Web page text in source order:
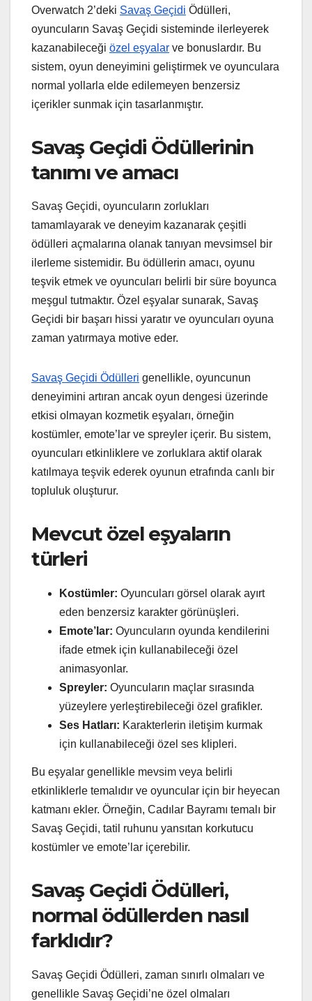
Overwatch 2’deki Savaş Geçidi Ödülleri,
oyuncuların Savaş Geçidi sisteminde ilerleyerek
kazanabileceği özel eşyalar ve bonuslardır. Bu
sistem, oyun deneyimini geliştirmek ve oyunculara
normal yollarla elde edilemeyen benzersiz
içerikler sunmak için tasarlanmıştır.
Savaş Geçidi Ödüllerinin
tanımı ve amacı
Savaş Geçidi, oyuncuların zorlukları
tamamlayarak ve deneyim kazanarak çeşitli
ödülleri açmalarına olanak tanıyan mevsimsel bir
ilerleme sistemidir. Bu ödüllerin amacı, oyunu
teşvik etmek ve oyuncuları belirli bir süre boyunca
meşgul tutmaktır. Özel eşyalar sunarak, Savaş
Geçidi bir başarı hissi yaratır ve oyuncuları oyuna
zaman yatırmaya motive eder.
Savaş Geçidi Ödülleri genellikle, oyuncunun
deneyimini artıran ancak oyun dengesi üzerinde
etkisi olmayan kozmetik eşyaları, örneğin
kostümler, emote’lar ve spreyler içerir. Bu sistem,
oyuncuları etkinliklere ve zorluklara aktif olarak
katılmaya teşvik ederek oyunun etrafında canlı bir
topluluk oluşturur.
Mevcut özel eşyaların
türleri
Kostümler: Oyuncuları görsel olarak ayırt
eden benzersiz karakter görünüşleri.
Emote’lar: Oyuncuların oyunda kendilerini
ifade etmek için kullanabileceği özel
animasyonlar.
Spreyler: Oyuncuların maçlar sırasında
yüzeylere yerleştirebileceği özel grafikler.
Ses Hatları: Karakterlerin iletişim kurmak
için kullanabileceği özel ses klipleri.
Bu eşyalar genellikle mevsim veya belirli
etkinliklerle temalıdır ve oyuncular için bir heyecan
katmanı ekler. Örneğin, Cadılar Bayramı temalı bir
Savaş Geçidi, tatil ruhunu yansıtan korkutucu
kostümler ve emote’lar içerebilir.
Savaş Geçidi Ödülleri,
normal ödüllerden nasıl
farklıdır?
Savaş Geçidi Ödülleri, zaman sınırlı olmaları ve
genellikle Savaş Geçidi’ne özel olmaları